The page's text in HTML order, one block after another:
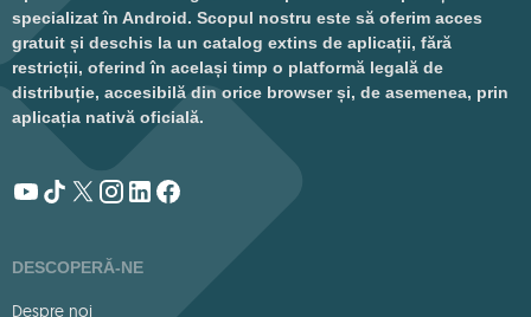
specializat în Android. Scopul nostru este să oferim acces
gratuit și deschis la un catalog extins de aplicații, fără
restricții, oferind în același timp o platformă legală de
distribuție, accesibilă din orice browser și, de asemenea, prin
aplicația nativă oficială.
DESCOPERĂ-NE
Despre noi